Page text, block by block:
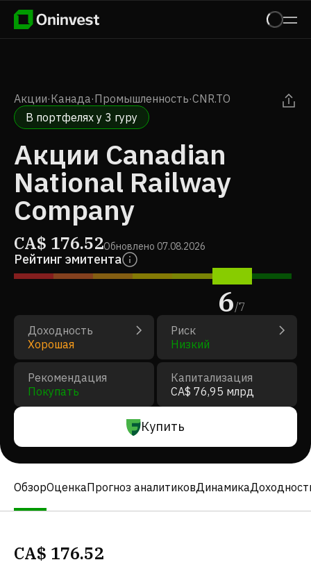
Акции·Канада·Промышленность·CNR.TO
В портфелях у 3 гуру
Акции Canadian
National Railway
Company
CA$ 176.52Обновлено 07.08.2026
Рейтинг эмитента
6/7
Доходность
Хорошая
Риск
Низкий
Рекомендация
Покупать
Капитализация
CA$ 76,95 млрд
Купить
ОбзорОценкаПрогноз аналитиковДинамика
CA$ 176.52